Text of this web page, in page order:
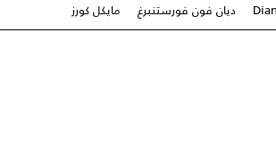
ديان فون فورستنبرغ مايكل كورز